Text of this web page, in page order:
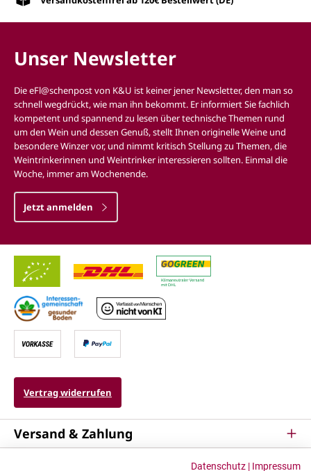
Unser Newsletter
Die eFl@schenpost von K&U ist keiner jener Newsletter, den man so
schnell wegdrückt, wie man ihn bekommt. Er informiert Sie fachlich
kompetent und spannend zu lesen über technische Themen rund
um den Wein und dessen Genuß, stellt Ihnen originelle Weine und
besondere Winzer vor, und nimmt kritisch Stellung zu Themen, die
Weintrinkerinnen und Weintrinker interessieren sollten. Einmal die
Woche, immer am Wochenende.
Jetzt anmelden
Vertrag widerrufen
Versand & Zahlung
Datenschutz | Impressum